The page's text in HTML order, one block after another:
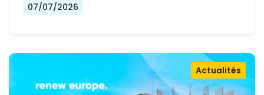
07/07/2026
Actualités